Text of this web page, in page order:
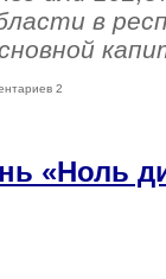
в
2
«Ноль